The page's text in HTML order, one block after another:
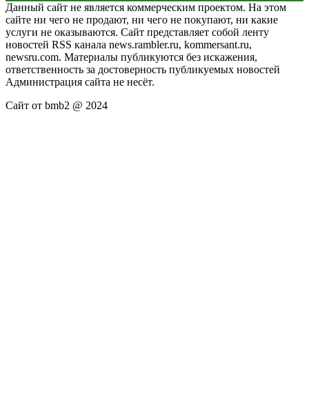
Данный сайт не является коммерческим проектом. На этом
сайте ни чего не продают, ни чего не покупают, ни какие
услуги не оказываются. Сайт представляет собой ленту
новостей RSS канала news.rambler.ru, kommersant.ru,
newsru.com. Материалы публикуются без искажения,
ответственность за достоверность публикуемых новостей
Администрация сайта не несёт.
Сайт от bmb2 @ 2024